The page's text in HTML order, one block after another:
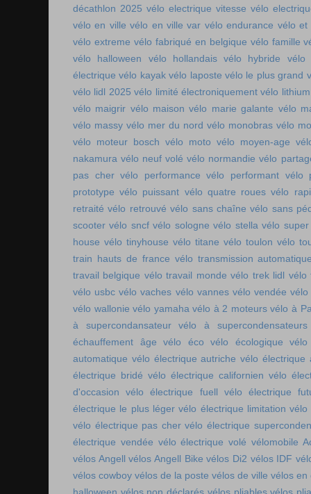
décathlon 2025 vélo electrique vitesse vélo
vélo en ville vélo en ville var vélo endurance vélo et
vélo extreme vélo fabriqué en belgique vélo famille
vélo halloween
vélo hollandais vélo hybride
vélo
électrique vélo kayak vélo laposte vélo le plus grand
vélo lidl 2025 vélo limité électroniquement vélo lithium
vélo maigrir vélo maison vélo marie galante vélo
vélo massy vélo mer du nord vélo monobras vélo
vélo moteur bosch vélo moto vélo moyen-age
nakamura vélo neuf volé vélo normandie vélo
pas cher vélo performance vélo performant vélo
prototype vélo puissant vélo quatre roues vélo
retraité vélo retrouvé vélo sans chaîne vélo sans
scooter vélo sncf vélo sologne vélo stella vélo
house vélo tinyhouse vélo titane vélo toulon vélo
train hauts de france vélo transmission
travail belgique vélo travail monde vélo trek lidl vélo
vélo usbc vélo vaches vélo vannes vélo vendée vélo
vélo wallonie vélo yamaha vélo à 2 moteurs vélo à
à supercondansateur
vélo à supercondensateurs
échauffement âge
vélo éco vélo écologique
automatique vélo électrique autriche vélo électrique
électrique bridé vélo électrique californien vélo
d'occasion
vélo électrique fuell
vélo électrique
électrique le plus léger vélo électrique limitation vélo
vélo électrique pas cher vélo électrique
électrique vendée vélo électrique volé vélomobile
vélos Angell vélos Angell Bike vélos Di2 vélos IDF
vélos cowboy vélos de la poste vélos de ville vélos en